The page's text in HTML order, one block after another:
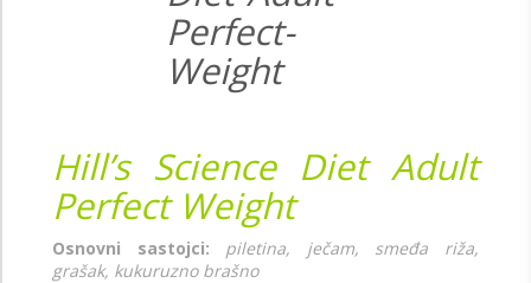
Hill’s Science Diet Adult
Perfect Weight
Osnovni sastojci: piletina, ječam, smeđa riža,
grašak, kukuruzno brašno